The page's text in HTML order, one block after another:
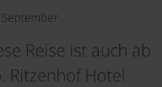
Reise ist auch ab
Hotel